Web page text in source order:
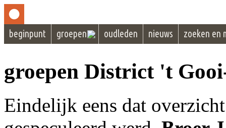
beginpunt groepen oudleden nieuws zoeken en
groepen District 't
Eindelijk eens dat